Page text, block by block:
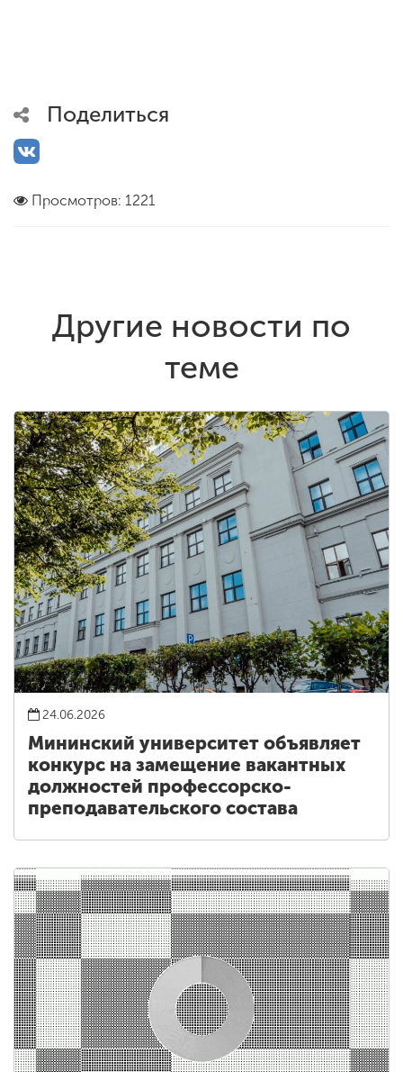
Поделиться
Просмотров: 1221
Другие новости по
теме
24.06.2026
Мининский университет объявляет
конкурс на замещение вакантных
должностей профессорско-
преподавательского состава